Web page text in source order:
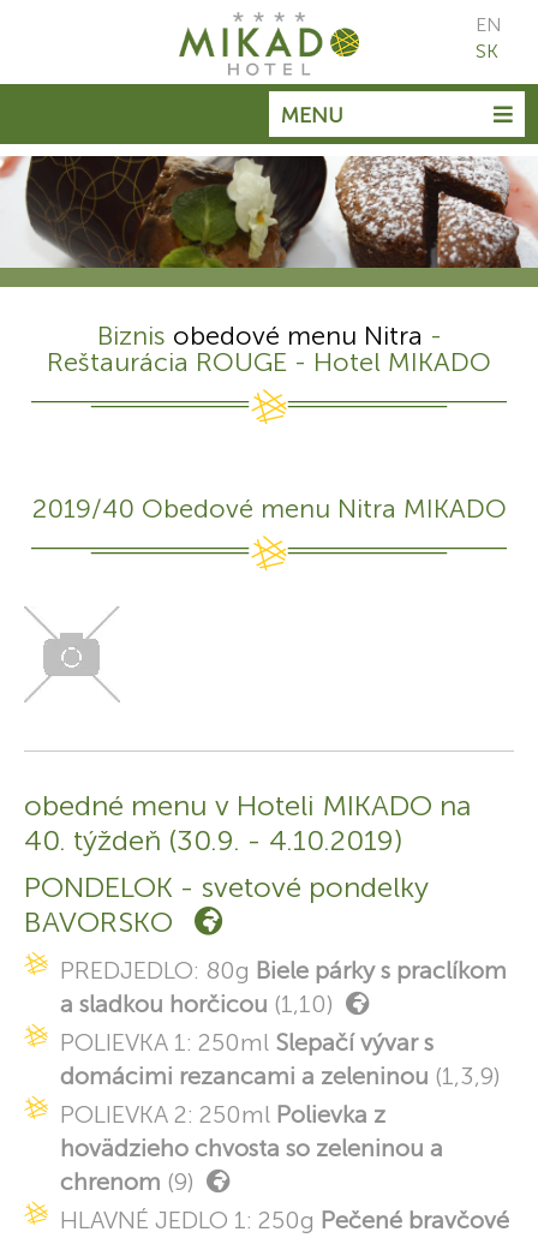
MENU
EN
SK
Biznis obedové menu Nitra -
Reštaurácia ROUGE - Hotel MIKADO
2019/40 Obedové menu Nitra MIKADO
obedné menu v Hoteli MIKADO na
40. týždeň (30.9. - 4.10.2019)
PONDELOK - svetové pondelky
BAVORSKO
PREDJEDLO: 80g Biele párky s praclíkom
a sladkou horčicou (1,10)
POLIEVKA 1: 250ml Slepačí vývar s
domácimi rezancami a zeleninou (1,3,9)
POLIEVKA 2: 250ml Polievka z
hovädzieho chvosta so zeleninou a
chrenom (9)
HLAVNÉ JEDLO 1: 250g Pečené bravčové